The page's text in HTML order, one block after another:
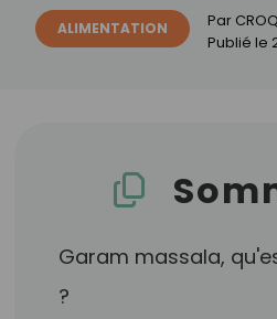
ALIMENTATION Par
Publié le
Garam massala,
?